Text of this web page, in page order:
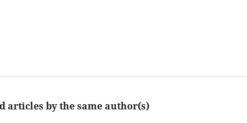
articles by the same author(s)